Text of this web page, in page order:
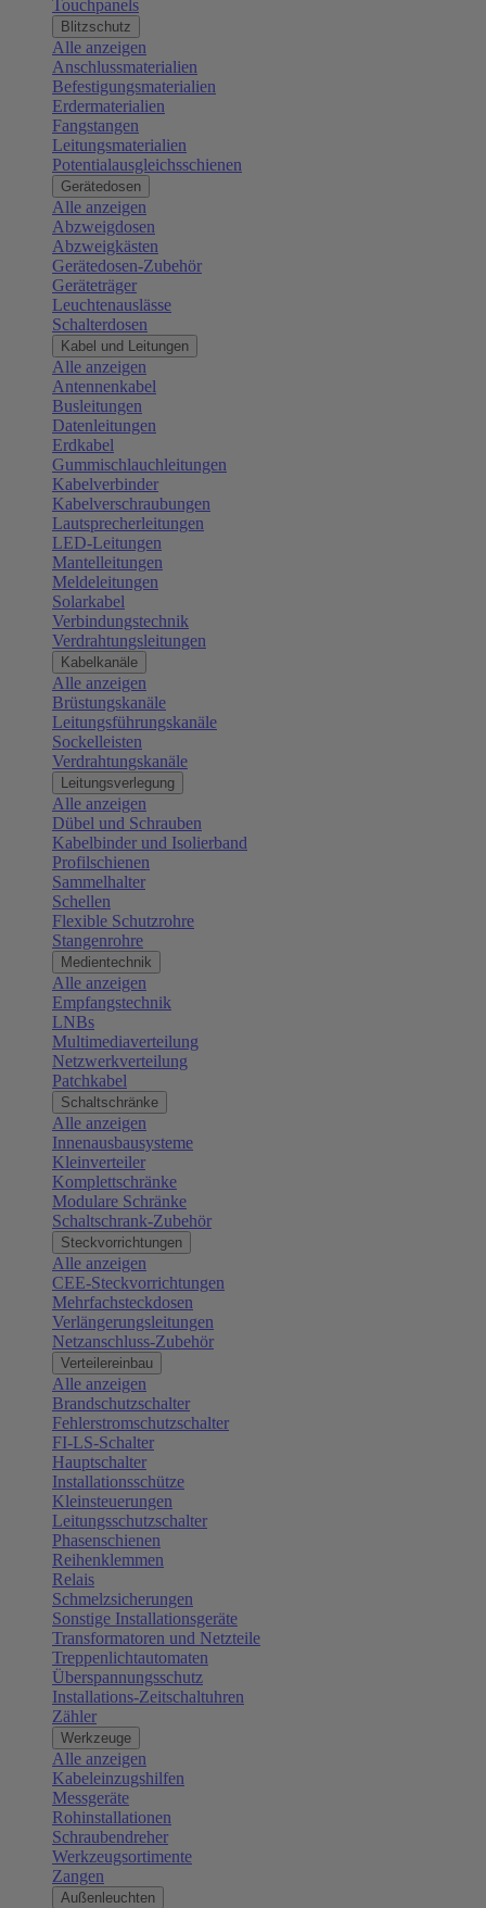
Touchpanels
Blitzschutz
Alle anzeigen
Anschlussmaterialien
Befestigungsmaterialien
Erdermaterialien
Fangstangen
Leitungsmaterialien
Potentialausgleichsschienen
Gerätedosen
Alle anzeigen
Abzweigdosen
Abzweigkästen
Gerätedosen-Zubehör
Geräteträger
Leuchtenauslässe
Schalterdosen
Kabel und Leitungen
Alle anzeigen
Antennenkabel
Busleitungen
Datenleitungen
Erdkabel
Gummischlauchleitungen
Kabelverbinder
Kabelverschraubungen
Lautsprecherleitungen
LED-Leitungen
Mantelleitungen
Meldeleitungen
Solarkabel
Verbindungstechnik
Verdrahtungsleitungen
Kabelkanäle
Alle anzeigen
Brüstungskanäle
Leitungsführungskanäle
Sockelleisten
Verdrahtungskanäle
Leitungsverlegung
Alle anzeigen
Dübel und Schrauben
Kabelbinder und Isolierband
Profilschienen
Sammelhalter
Schellen
Flexible Schutzrohre
Stangenrohre
Medientechnik
Alle anzeigen
Empfangstechnik
LNBs
Multimediaverteilung
Netzwerkverteilung
Patchkabel
Schaltschränke
Alle anzeigen
Innenausbausysteme
Kleinverteiler
Komplettschränke
Modulare Schränke
Schaltschrank-Zubehör
Steckvorrichtungen
Alle anzeigen
CEE-Steckvorrichtungen
Mehrfachsteckdosen
Verlängerungsleitungen
Netzanschluss-Zubehör
Verteilereinbau
Alle anzeigen
Brandschutzschalter
Fehlerstromschutzschalter
FI-LS-Schalter
Hauptschalter
Installationsschütze
Kleinsteuerungen
Leitungsschutzschalter
Phasenschienen
Reihenklemmen
Relais
Schmelzsicherungen
Sonstige Installationsgeräte
Transformatoren und Netzteile
Treppenlichtautomaten
Überspannungsschutz
Installations-Zeitschaltuhren
Zähler
Werkzeuge
Alle anzeigen
Kabeleinzugshilfen
Messgeräte
Rohinstallationen
Schraubendreher
Werkzeugsortimente
Zangen
Außenleuchten